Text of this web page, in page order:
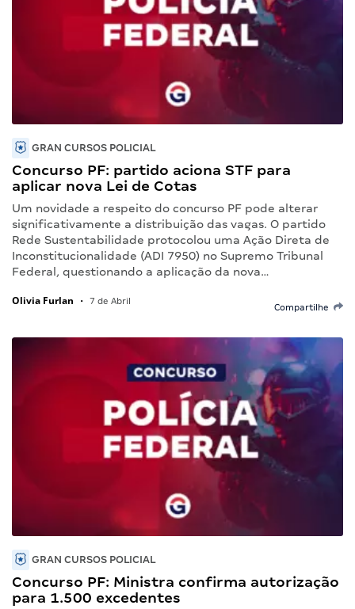
GRAN CURSOS POLICIAL
Concurso PF: partido aciona STF para
aplicar nova Lei de Cotas
Um novidade a respeito do concurso PF pode alterar
significativamente a distribuição das vagas. O partido
Rede Sustentabilidade protocolou uma Ação Direta de
Inconstitucionalidade (ADI 7950) no Supremo Tribunal
Federal, questionando a aplicação da nova…
Olivia Furlan • 7 de Abril
Compartilhe
GRAN CURSOS POLICIAL
Concurso PF: Ministra confirma autorização
para 1.500 excedentes